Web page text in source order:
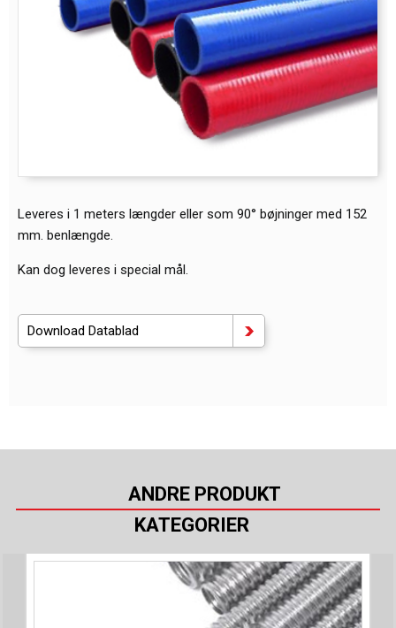
Leveres i 1 meters længder eller som 90° bøjninger med 152
mm. benlængde.
Kan dog leveres i special mål.
Download Datablad
ANDRE PRODUKT
KATEGORIER